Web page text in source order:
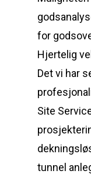
for
Hjertelig
Det vi har
Site
tunnel